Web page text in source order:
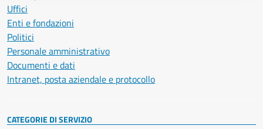
Uffici
Enti e fondazioni
Politici
Personale amministrativo
Documenti e dati
Intranet, posta aziendale e protocollo
CATEGORIE DI SERVIZIO